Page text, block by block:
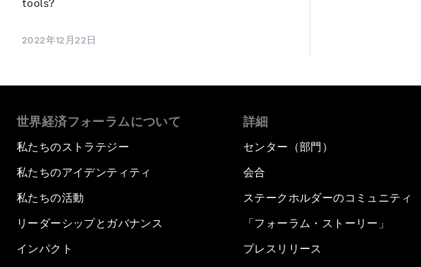
tools?
2022年12月22日
世界経済フォーラムについて
私たちのストラテジー
私たちのアイデンティティ
私たちの活動
リーダーシップとガバナンス
インパクト
詳細
センター（部門）
会合
ステークホルダーのコミュニティ
「フォーラム・ストーリー」
プレスリリース